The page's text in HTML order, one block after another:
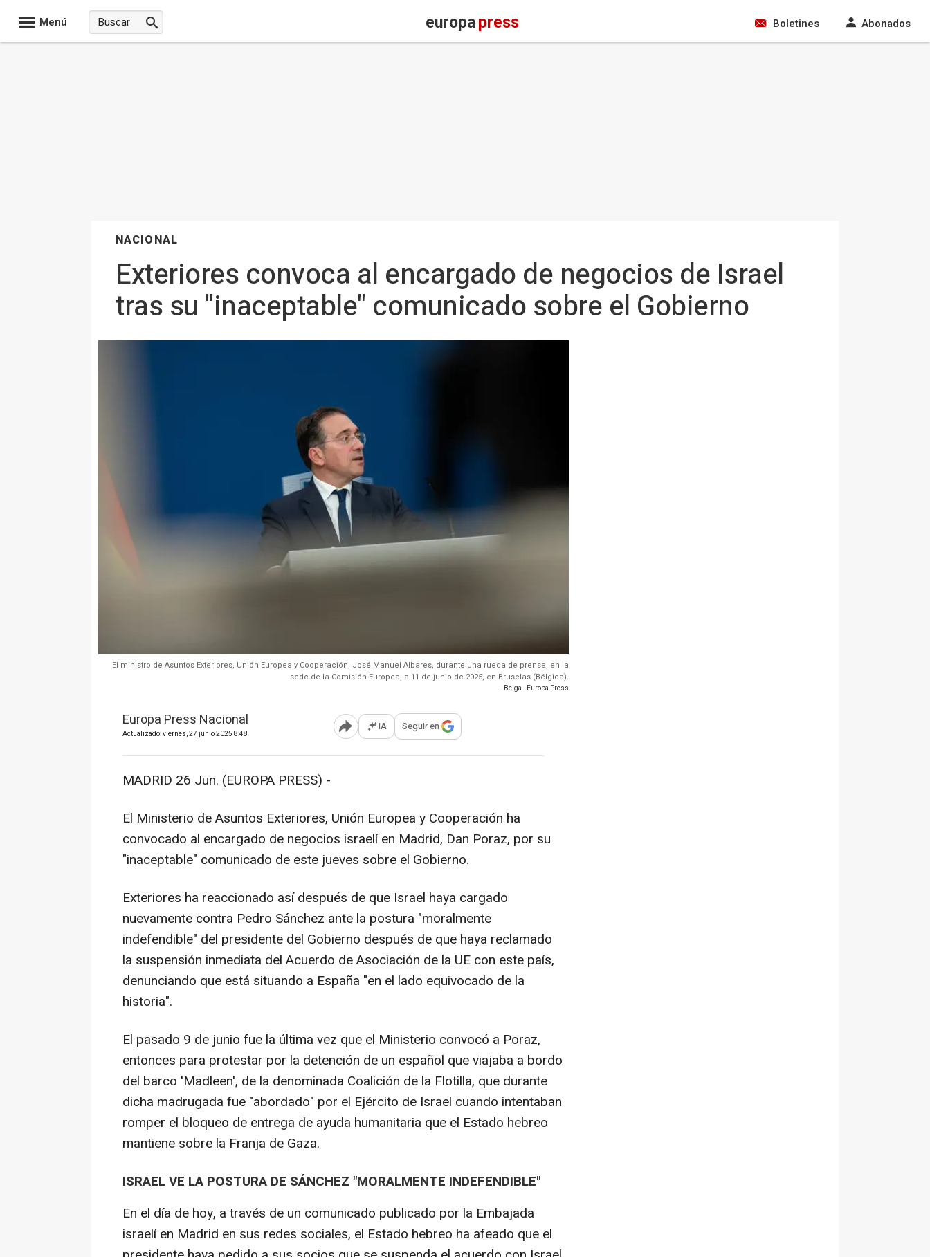
Menú europapress Boletines Abonados
NACIONAL
Exteriores convoca al encargado de negocios de Israel
tras su "inaceptable" comunicado sobre el Gobierno
El ministro de Asuntos Exteriores, Unión Europea y Cooperación, José Manuel Albares, durante una rueda de prensa, en la
sede de la Comisión Europea, a 11 de junio de 2025, en Bruselas (Bélgica).
- Belga - Europa Press
Europa Press Nacional
Actualizado: viernes, 27 junio 2025 8:48 Abrir opciones para compartir
IA Seguir en
MADRID 26 Jun. (EUROPA PRESS) -
El Ministerio de Asuntos Exteriores, Unión Europea y Cooperación ha
convocado al encargado de negocios israelí en Madrid, Dan Poraz, por su
"inaceptable" comunicado de este jueves sobre el Gobierno.
Exteriores ha reaccionado así después de que Israel haya cargado
nuevamente contra Pedro Sánchez ante la postura "moralmente
indefendible" del presidente del Gobierno después de que haya reclamado
la suspensión inmediata del Acuerdo de Asociación de la UE con este país,
denunciando que está situando a España "en el lado equivocado de la
historia".
El pasado 9 de junio fue la última vez que el Ministerio convocó a Poraz,
entonces para protestar por la detención de un español que viajaba a bordo
del barco 'Madleen', de la denominada Coalición de la Flotilla, que durante
dicha madrugada fue "abordado" por el Ejército de Israel cuando intentaban
romper el bloqueo de entrega de ayuda humanitaria que el Estado hebreo
mantiene sobre la Franja de Gaza.
ISRAEL VE LA POSTURA DE SÁNCHEZ "MORALMENTE INDEFENDIBLE"
En el día de hoy, a través de un comunicado publicado por la Embajada
israelí en Madrid en sus redes sociales, el Estado hebreo ha afeado que el